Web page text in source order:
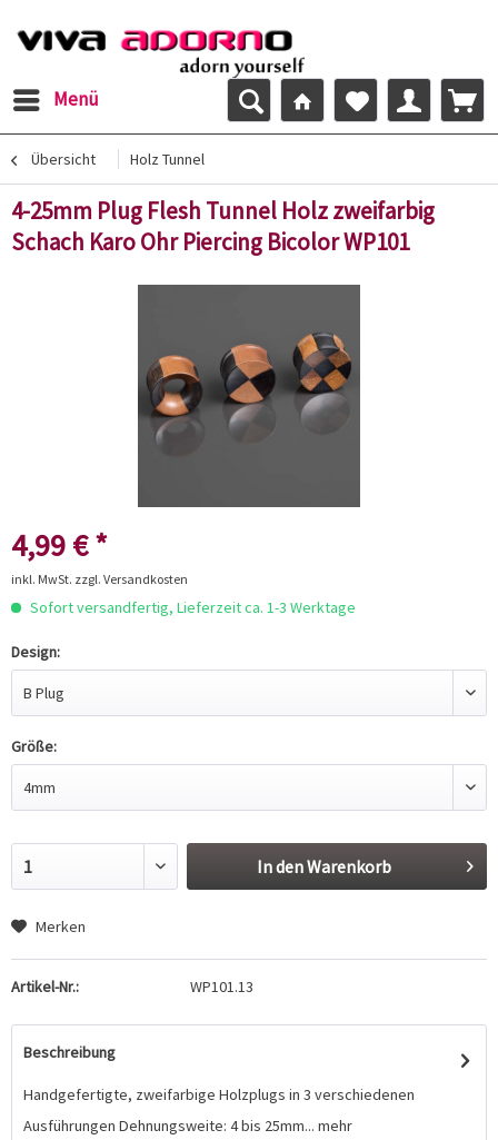
Menü
Übersicht Holz Tunnel
4-25mm Plug Flesh Tunnel Holz zweifarbig
Schach Karo Ohr Piercing Bicolor WP101
4,99 € *
inkl. MwSt. zzgl. Versandkosten
Sofort versandfertig, Lieferzeit ca. 1-3 Werktage
Design:
Größe:
In denWarenkorb
Merken
Artikel-Nr.: WP101.13
Beschreibung
Handgefertigte, zweifarbige Holzplugs in 3 verschiedenen
Ausführungen Dehnungsweite: 4 bis 25mm... mehr